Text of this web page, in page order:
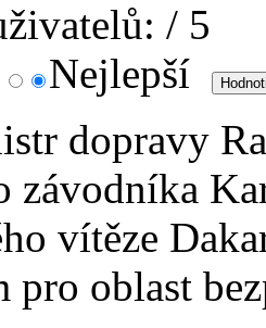
/ 5
Nejlepší
dopravy
závodníka
vítěze
pro oblast